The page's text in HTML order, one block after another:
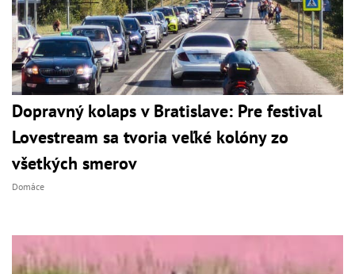
Dopravný kolaps v Bratislave: Pre festival
Lovestream sa tvoria veľké kolóny zo
všetkých smerov
Domáce